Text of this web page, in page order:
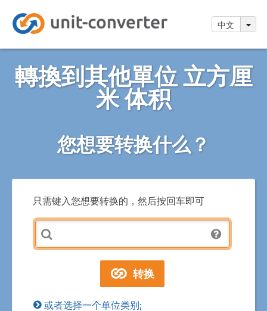
中文
轉換到其他單位 立方厘
米 体积
您想要转换什么？
只需键入您想要转换的，然后按回车即可
或者选择一个单位类别;